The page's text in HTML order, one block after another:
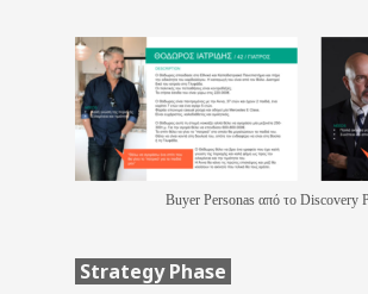
Buyer Personas από το Discovery
Strategy Phase